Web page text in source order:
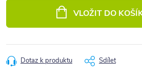
VLOŽIT DO
Dotaz k produktu Sdílet